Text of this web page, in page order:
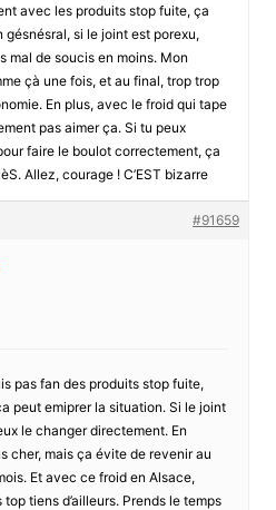
avec les produits stop fuite, ça
si le joint est porexu,
mal de soucis en moins. Mon
çà une fois, et au final, trop trop
En plus, avec le froid qui tape
pas aimer ça. Si tu peux
faire le boulot correctement, ça
Allez, courage ! C’EST bizarre
#91659
pas fan des produits stop fuite,
peut emiprer la situation. Si le joint
le changer directement. En
cher, mais ça évite de revenir au
Et avec ce froid en Alsace,
top tiens d’ailleurs. Prends le temps